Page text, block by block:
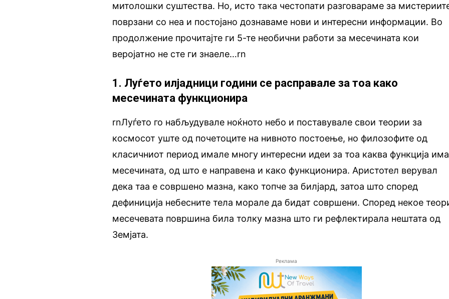
митолошки суштества. Но, исто така честопати разговараме за
поврзани со неа и постојано дознаваме нови и интересни информации. Во
продолжение прочитајте ги 5-те необични работи за месечината кои
веројатно не сте ги знаеле…rn
1. Луѓето илјадници години се расправале за тоа како
месечината функционира
rnЛуѓето го набљудувале ноќното небо и поставувале свои теории за
космосот уште од почетоците на нивното постоење, но филозофите од
класичниот период имале многу интересни идеи за тоа каква функција има
месечината, од што е направена и како функционира. Аристотел верувал
дека таа е совршено мазна, како топче за билјард, затоа што според
дефиниција небесните тела морале да бидат совршени. Според некое
месечевата површина била толку мазна што ги рефлектирала нештата од
Земјата.
Реклама